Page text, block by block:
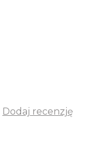
Dodaj recenzję